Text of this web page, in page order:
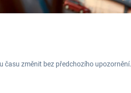
času změnit bez předchozího upozornění.